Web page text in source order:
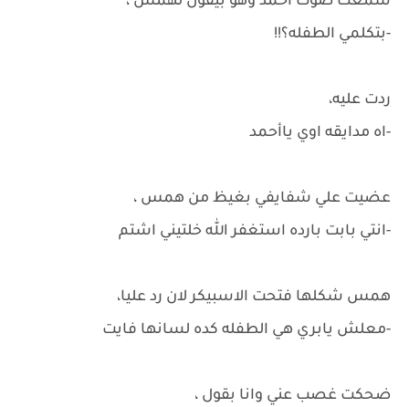
-بتكلمي الطفله؟!!
ردت عليه،
-اه مدايقه اوي ياأحمد
عضيت علي شفايفي بغيظ من همس ،
-انتي بابت بارده استغفر الله خلتيني اشتم
همس شكلها فتحت الاسبيكر لان رد عليا،
-معلش يابري هي الطفله كده لسانها فايت
ضحكت غصب عني وانا بقول ،